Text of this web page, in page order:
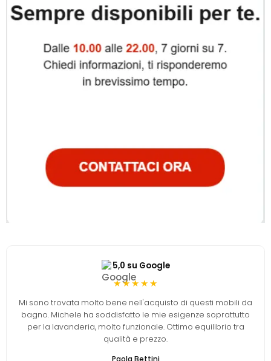
5,0 su Google
★★★★★
Mi sono trovata molto bene nell'acquisto di questi mobili da
bagno. Michele ha soddisfatto le mie esigenze soprattutto
per la lavanderia, molto funzionale. Ottimo equilibrio tra
qualità e prezzo.
Paola Bettini